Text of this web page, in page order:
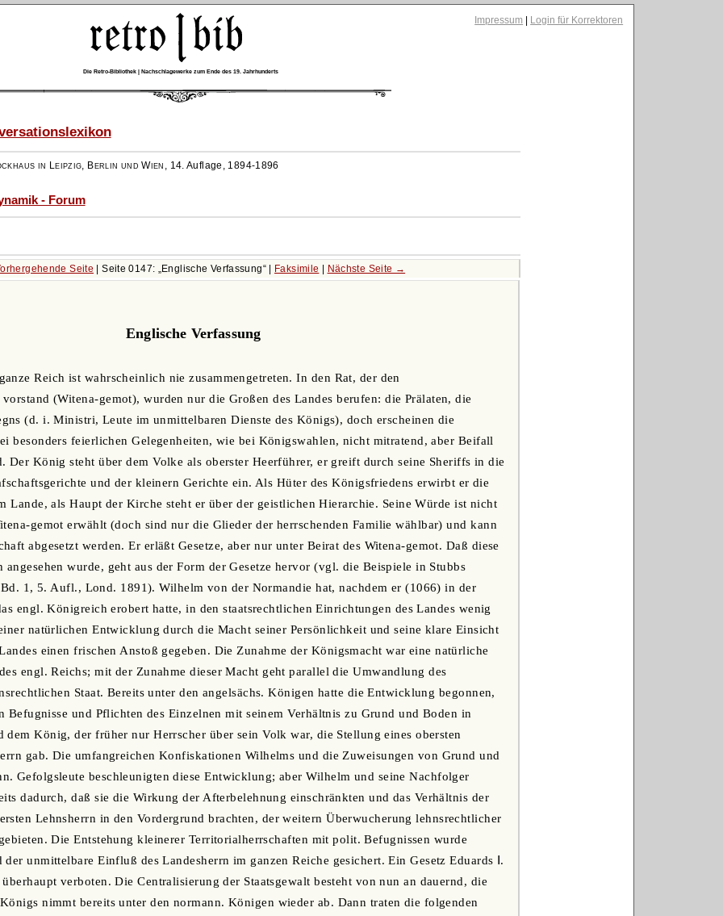
Impressum Login für Korrektoren
Die Retro-Bibliothek | Nachschlagewerke zum Ende des 19. Jahrhunderts
in Leipzig, Berlin und Wien , 14. Auflage, 1894-1896
- Forum
Seite | Seite 0147: Englische Verfassung | Faksimile | Nächste Seite →
Englische Verfassung
Reich ist wahrscheinlich nie zusammengetreten. In den Rat, der den
(Witena-gemot), wurden nur die Großen des Landes berufen: die Prälaten, die
(d. i. Ministri, Leute im unmittelbaren Dienste des Königs), doch erscheinen die
besonders feierlichen Gelegenheiten, wie bei Königswahlen, nicht mitratend, aber Beifall
Der König steht über dem Volke als oberster Heerführer, er greift durch seine Sheriffs in die
und der kleinern Gerichte ein. Als Hüter des Königsfriedens erwirbt er die
Lande, als Haupt der Kirche steht er über der geistlichen Hierarchie. Seine Würde ist nicht
gemot erwählt (doch sind nur die Glieder der herrschenden Familie wählbar) und kann
abgesetzt werden. Er erläßt Gesetze, aber nur unter Beirat des Witena-gemot. Daß diese
angesehen wurde, geht aus der Form der Gesetze hervor (vgl. die Beispiele in Stubbs
1, 5. Aufl., Lond. 1891). Wilhelm von der Normandie hat, nachdem er (1066) in der
engl. Königreich erobert hatte, in den staatsrechtlichen Einrichtungen des Landes wenig
natürlichen Entwicklung durch die Macht seiner Persönlichkeit und seine klare Einsicht
einen frischen Anstoß gegeben. Die Zunahme der Königsmacht war eine natürliche
engl. Reichs; mit der Zunahme dieser Macht geht parallel die Umwandlung des
Staat. Bereits unter den angelsächs. Königen hatte die Entwicklung begonnen,
Befugnisse und Pflichten des Einzelnen mit seinem Verhältnis zu Grund und Boden in
dem König, der früher nur Herrscher über sein Volk war, die Stellung eines obersten
gab. Die umfangreichen Konfiskationen Wilhelms und die Zuweisungen von Grund und
Gefolgsleute beschleunigten diese Entwicklung; aber Wilhelm und seine Nachfolger
dadurch, daß sie die Wirkung der Afterbelehnung einschränkten und das Verhältnis der
Lehnsherrn in den Vordergrund brachten, der weitern Überwucherung lehnsrechtlicher
Die Entstehung kleinerer Territorialherrschaften mit polit. Befugnissen wurde
unmittelbare Einfluß des Landesherrn im ganzen Reiche gesichert. Ein Gesetz Eduards Ⅰ.
verboten. Die Centralisierung der Staatsgewalt besteht von nun an dauernd, die
nimmt bereits unter den normann. Königen wieder ab. Dann traten die folgenden